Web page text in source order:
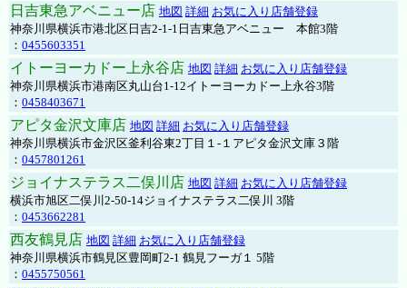
日吉東急アベニュー店 地図 詳細 お気に入り店舗登録
神奈川県横浜市港北区日吉2-1-1日吉東急アベニュー 本館3階
： 0455603351
イトーヨーカドー上永谷店 地図 詳細 お気に入り店舗登録
神奈川県横浜市港南区丸山台1-12イトーヨーカドー上永谷3階
： 0458403671
アピタ金沢文庫店 地図 詳細 お気に入り店舗登録
神奈川県横浜市金沢区釜利谷東2丁目１-１アピタ金沢文庫３階
： 0457801261
ジョイナステラス二俣川店 地図 詳細 お気に入り店舗登録
横浜市旭区二俣川2-50-14ジョイナステラス二俣川 3階
： 0453662281
西友鶴見店 地図 詳細 お気に入り店舗登録
神奈川県横浜市鶴見区豊岡町2-1 鶴見フーガ１ 5階
： 0455750561